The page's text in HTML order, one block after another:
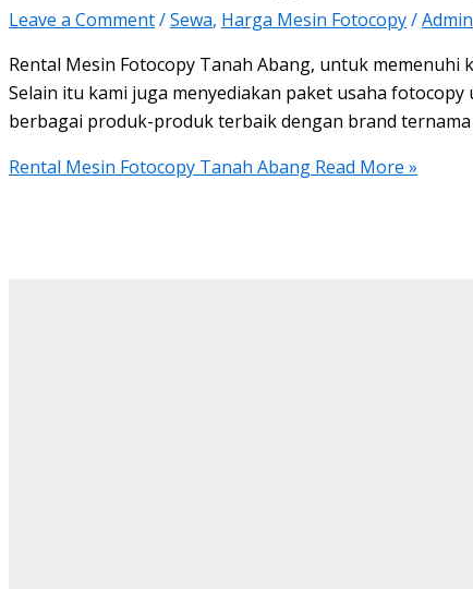
Leave a Comment/Sewa, Harga Mesin Fotocopy/Admin
Rental Mesin Fotocopy Tanah Abang, untuk
Selain itu kami juga menyediakan paket usaha
berbagai produk-produk terbaik dengan brand ternama
Rental Mesin Fotocopy Tanah Abang Read More »